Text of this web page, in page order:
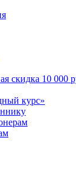
скидка 10
курс»